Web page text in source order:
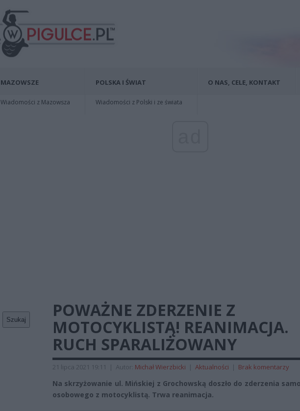
MAZOWSZE
Wiadomości z Mazowsza
POLSKA I ŚWIAT
Wiadomości z Polski i ze świata
O NAS, CELE, KONTAKT
Szukaj
POWAŻNE ZDERZENIE Z
MOTOCYKLISTĄ! REANIMACJA.
RUCH SPARALIŻOWANY
21 lipca 2021 19:11 | Autor: Michał Wierzbicki | Aktualności | Brak komentarzy
Na skrzyżowanie ul. Mińskiej z Grochowską doszło do zderzenia
osobowego z motocyklistą. Trwa reanimacja.